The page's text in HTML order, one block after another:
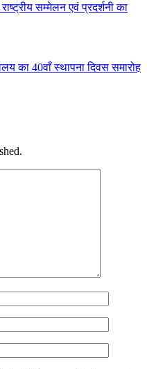
सम्मेलन एवं प्रदर्शनी का
का 40वाँ स्थापना दिवस समारोह